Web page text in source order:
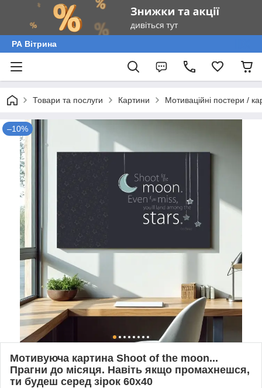
РА Вітрина
Товари та послуги Картини Мотиваційні постери /
–10%
Мотивуюча картина Shoot of the moon...
Прагни до місяця. Навіть якщо промахнешся,
ти будеш серед зірок 60х40